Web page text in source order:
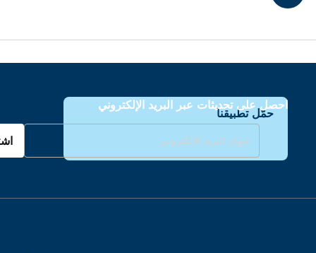
حمّل تطبيقنا
احصل على تحديثات عبر البريد الإلكتروني